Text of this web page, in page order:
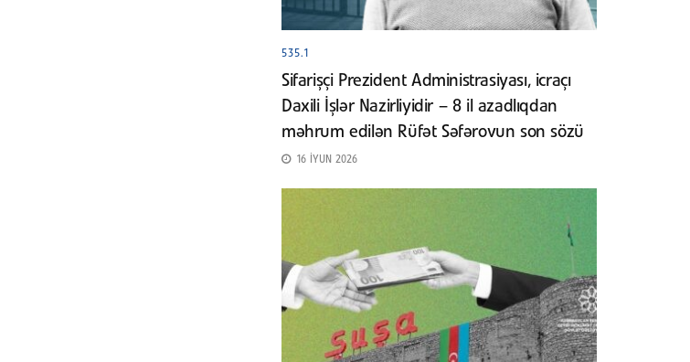
535.1
Sifarişçi Prezident Administrasiyası, icraçı
Daxili İşlər Nazirliyidir – 8 il azadlıqdan
məhrum edilən Rüfət Səfərovun son sözü
16 İYUN 2026